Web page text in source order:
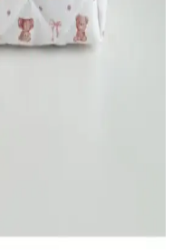
Captain Seyahat